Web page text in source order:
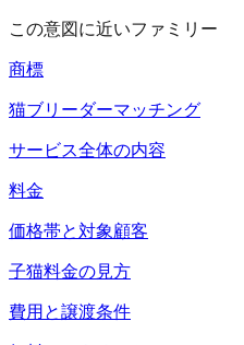
この意図に近いファミリー
商標
猫ブリーダーマッチング
サービス全体の内容
料金
価格帯と対象顧客
子猫料金の見方
費用と譲渡条件